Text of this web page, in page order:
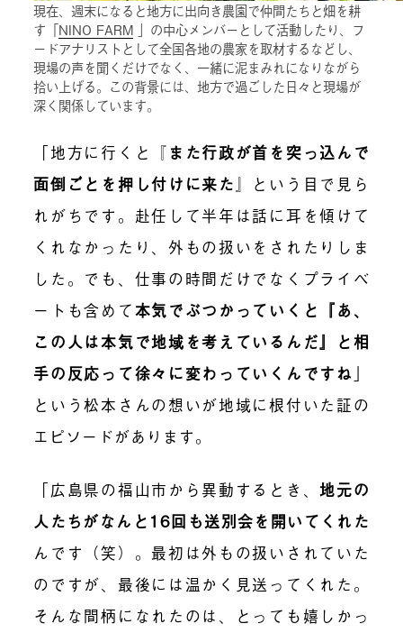
現在、週末になると地方に出向き農園で仲間たちと畑を耕
す「NINO FARM 」の中心メンバーとして活動したり、フ
ードアナリストとして全国各地の農家を取材するなどし、
現場の声を聞くだけでなく、一緒に泥まみれになりながら
拾い上げる。この背景には、地方で過ごした日々と現場が
深く関係しています。
「地方に行くと『 また行政が首を突っ込んで
面倒ごとを押し付けに来た 』という目で見ら
れがちです。赴任して半年は話に耳を傾けて
くれなかったり、外もの扱いをされたりしま
した。でも、仕事の時間だけでなくプライベ
ートも含めて本気でぶつかっていくと『あ、
この人は本気で地域を考えているんだ』と相
手の反応って徐々に変わっていくんですね 」
という松本さんの想いが地域に根付いた証の
エピソードがあります。
「広島県の福山市から異動するとき、地元の
人たちがなんと16回も送別会を開いてくれた
んです（笑）。最初は外もの扱いされていた
のですが、最後には温かく見送ってくれた。
そんな間柄になれたのは、とっても嬉しかっ